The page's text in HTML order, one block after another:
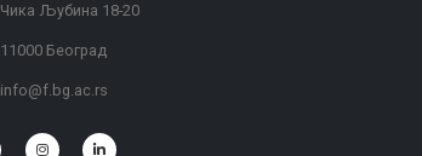
Чика Љубина 18-20
11000 Београд
info@f.bg.ac.rs